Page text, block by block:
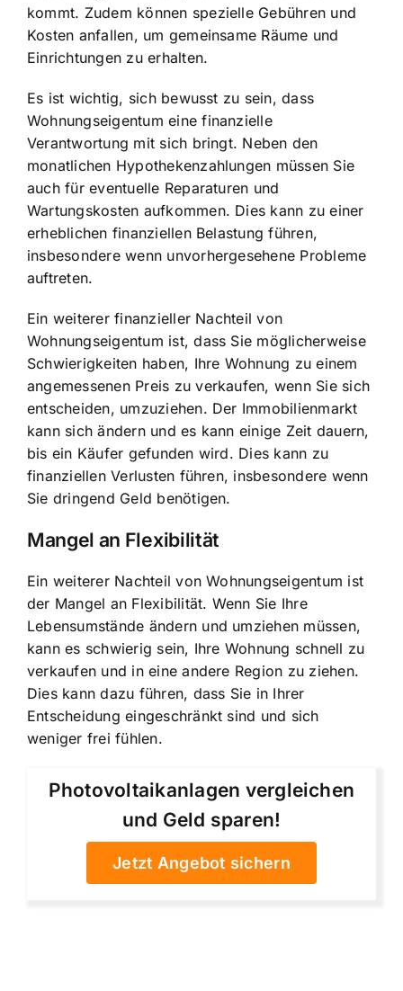
kommt. Zudem können spezielle Gebühren und
Kosten anfallen, um gemeinsame Räume und
Einrichtungen zu erhalten.
Es ist wichtig, sich bewusst zu sein, dass
Wohnungseigentum eine finanzielle
Verantwortung mit sich bringt. Neben den
monatlichen Hypothekenzahlungen müssen Sie
auch für eventuelle Reparaturen und
Wartungskosten aufkommen. Dies kann zu einer
erheblichen finanziellen Belastung führen,
insbesondere wenn unvorhergesehene Probleme
auftreten.
Ein weiterer finanzieller Nachteil von
Wohnungseigentum ist, dass Sie möglicherweise
Schwierigkeiten haben, Ihre Wohnung zu einem
angemessenen Preis zu verkaufen, wenn Sie sich
entscheiden, umzuziehen. Der Immobilienmarkt
kann sich ändern und es kann einige Zeit dauern,
bis ein Käufer gefunden wird. Dies kann zu
finanziellen Verlusten führen, insbesondere wenn
Sie dringend Geld benötigen.
Mangel an Flexibilität
Ein weiterer Nachteil von Wohnungseigentum ist
der Mangel an Flexibilität. Wenn Sie Ihre
Lebensumstände ändern und umziehen müssen,
kann es schwierig sein, Ihre Wohnung schnell zu
verkaufen und in eine andere Region zu ziehen.
Dies kann dazu führen, dass Sie in Ihrer
Entscheidung eingeschränkt sind und sich
weniger frei fühlen.
Photovoltaikanlagen vergleichen
und Geld sparen!
Jetzt Angebot sichern